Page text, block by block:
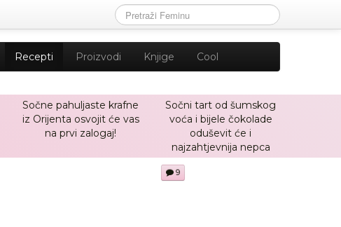
Recepti Proizvodi Knjige Cool
Sočne pahuljaste krafne
iz Orijenta osvojit će vas
na prvi zalogaj!
Sočni tart od šumskog
voća i bijele čokolade
oduševit će i
najzahtjevnija nepca
9